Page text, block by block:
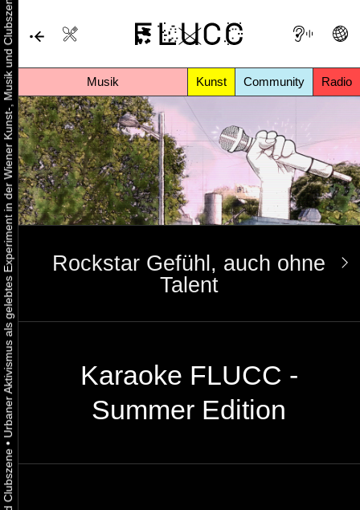
Musik Kunst Community Radio
•
Urbaner Aktivismus als gelebtes Experiment in der Wiener Kunst-, Musik und Clubszene
Rockstar Gefühl, auch ohne
Talent
Karaoke FLUCC -
Summer Edition